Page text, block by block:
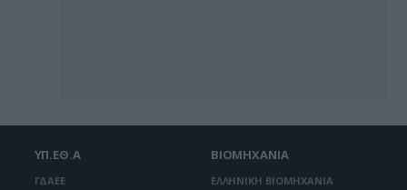
ΥΠ.ΕΘ.Α
ΓΔΑΕΕ
ΒΙΟΜΗΧΑΝΙΑ
ΕΛΛΗΝΙΚΗ ΒΙΟΜΗΧΑΝΙΑ